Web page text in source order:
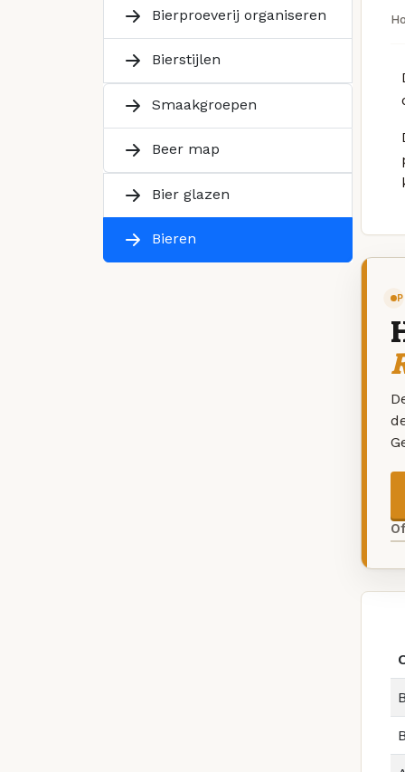
Bierproeverij organiseren
Bierstijlen
Smaakgroepen
Beer map
Bier glazen
Bieren